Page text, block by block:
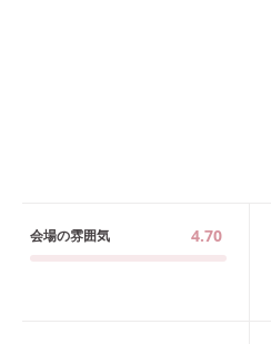
会場の雰囲気 4.70